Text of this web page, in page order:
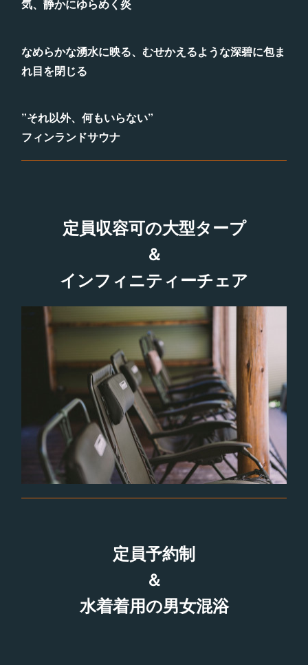
気、静かにゆらめく炎
なめらかな湧水に映る、むせかえるような深碧に包ま
れ目を閉じる
”それ以外、何もいらない”
フィンランドサウナ
定員収容可の大型タープ
＆
インフィニティーチェア
定員予約制
＆
水着着用の男女混浴